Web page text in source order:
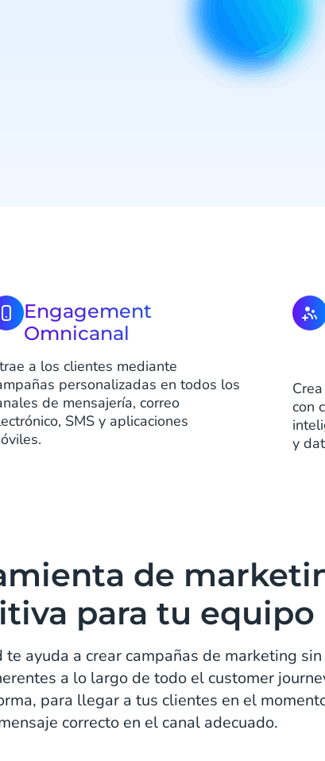
Engagement
Omnicanal
a los clientes mediante
personalizadas en todos los
de mensajería, correo
SMS y aplicaciones
con
y
de
para tu equipo
ayuda a crear campañas de marketing
a lo largo de todo el customer
para llegar a tus clientes en el
correcto en el canal adecuado.